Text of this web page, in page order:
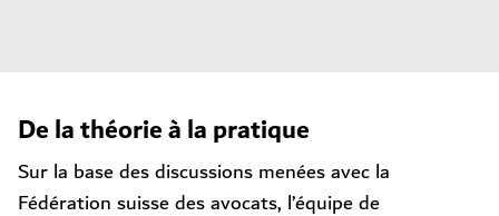
De la théorie à la pratique
Sur la base des discussions menées avec la
Fédération suisse des avocats, l’équipe de